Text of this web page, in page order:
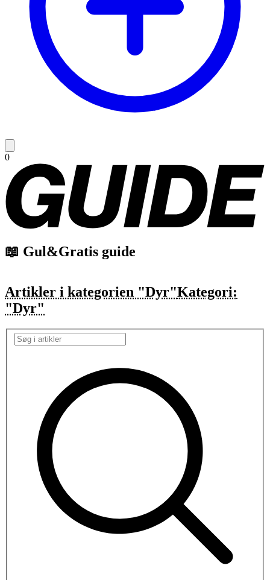
0
📖 Gul&Gratis guide
Artikler i kategorien "Dyr"Kategori:
"Dyr"